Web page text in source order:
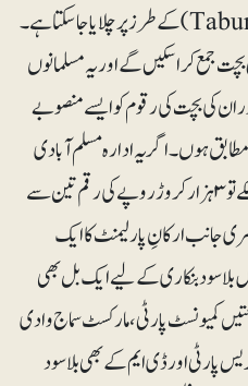
جو ملایشیا کے تابنگ حاجی (Tabung Haji) کے طرز پر چلایا جاسکتا ہے۔
بچت جمع کرا سکیں گے اور یہ مسلمانوں
ان کی بچت کی رقوم کو ایسے منصوبے
ہوں۔ اگر یہ ادارہ مسلم آبادی
کے صرف ۱۵ فی صد کو بھی متوجہ کرسکے تو ۳ ہزار کروڑ روپے کی رقم تین سے
جانب ارکانِ پارلیمنٹ کا ایک
بنکاری کے لیے ایک بل بھی
کمیونسٹ پارٹی، مارکسٹ سماج وادی
پارٹی اور ڈی ایم کے بھی بلاسود